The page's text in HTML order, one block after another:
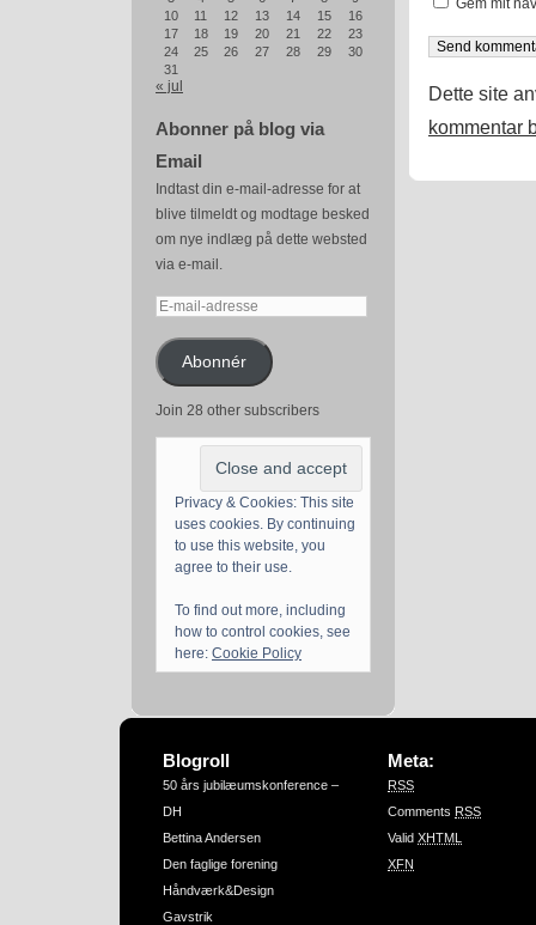
10
11 12 13 14 15
16
17
18 19 20 21 22
23
24
25 26 27 28 29
30
31
« jul
Abonner på blog via
Email
Indtast din e-mail-adresse for at
blive tilmeldt og modtage besked
om nye indlæg på dette websted
via e-mail.
E-
adresseAbonnér
Join 28 other subscribers
Privacy & Cookies: This site
uses cookies. By continuing
to use this website, you
agree to their use.
To find out more, including
how to control cookies, see
here: Cookie Policy
Gem mit
Dette site
kommentar
Blogroll
50 års jubilæumskonference –
DH
Bettina Andersen
Den faglige forening
Håndværk&Design
Gavstrik
Meta:
RSS
Comments RSS
Valid XHTML
XFN